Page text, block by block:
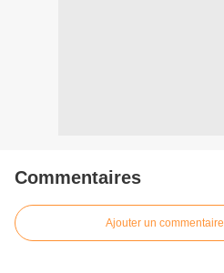
Commentaires
Ajouter un commentaire